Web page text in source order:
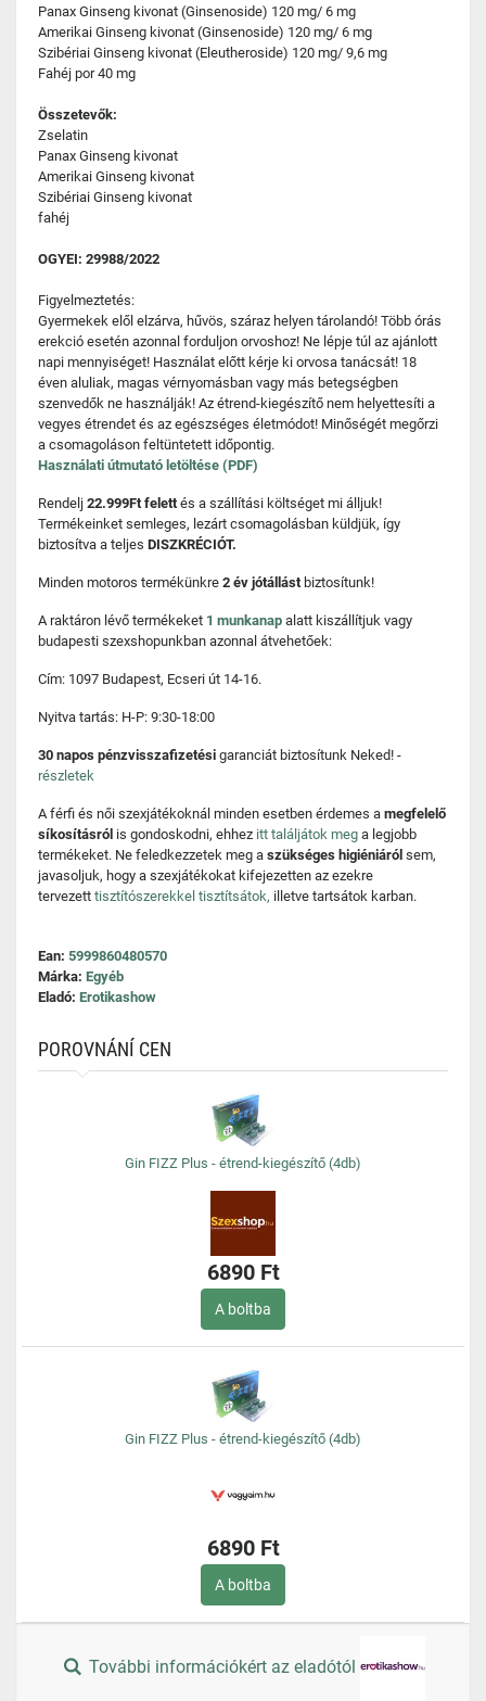
Panax Ginseng kivonat (Ginsenoside) 120 mg/ 6 mg
Amerikai Ginseng kivonat (Ginsenoside) 120 mg/ 6 mg
Szibériai Ginseng kivonat (Eleutheroside) 120 mg/ 9,6 mg
Fahéj por 40 mg
Összetevők:
Zselatin
Panax Ginseng kivonat
Amerikai Ginseng kivonat
Szibériai Ginseng kivonat
fahéj
OGYEI: 29988/2022
Figyelmeztetés:
Gyermekek elől elzárva, hűvös, száraz helyen tárolandó! Több órás
erekció esetén azonnal forduljon orvoshoz! Ne lépje túl az ajánlott
napi mennyiséget! Használat előtt kérje ki orvosa tanácsát! 18
éven aluliak, magas vérnyomásban vagy más betegségben
szenvedők ne használják! Az étrend-kiegészítő nem helyettesíti a
vegyes étrendet és az egészséges életmódot! Minőségét megőrzi
a csomagoláson feltüntetett időpontig.
Használati útmutató letöltése (PDF)
Rendelj 22.999Ft felettés a szállítási költséget mi álljuk!
Termékeinket semleges, lezárt csomagolásban küldjük, így
biztosítva a teljes DISZKRÉCIÓT.
Minden motoros termékünkre 2 év jótállást biztosítunk!
A raktáron lévő termékeket 1 munkanap alatt kiszállítjuk vagy
budapesti szexshopunkban azonnal átvehetőek:
Cím: 1097 Budapest, Ecseri út 14-16.
Nyitva tartás: H-P: 9:30-18:00
30 napos pénzvisszafizetési garanciát biztosítunk Neked! -
részletek
A férfi és női szexjátékoknál minden esetben érdemes a megfelelő
síkosításról is gondoskodni, ehhez itt találjátok meg a legjobb
termékeket. Ne feledkezzetek meg a szükséges higiéniáról sem,
javasoljuk, hogy a szexjátékokat kifejezetten az ezekre
tervezett tisztítószerekkel tisztítsátok, illetve tartsátok karban.
Ean: 5999860480570
Márka: Egyéb
Eladó: Erotikashow
POROVNÁNÍ CEN
Gin FIZZ Plus - étrend-kiegészítő (4db)
6890 Ft
A boltba
Gin FIZZ Plus - étrend-kiegészítő (4db)
6890 Ft
A boltba
További információkért az eladótól